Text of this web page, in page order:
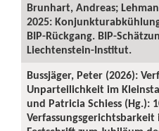
Brunhart, Andreas;
2025:
BIP-Rückgang. BIP-
Liechtenstein-Institut.
Bussjäger, Peter (2026):
Unparteilichkeit im
und Patricia Schiess (Hg.):